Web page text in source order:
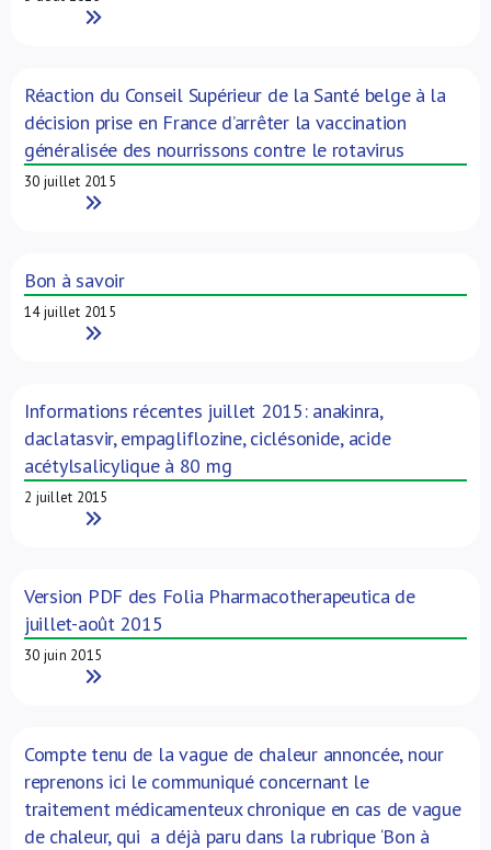
Read More
Réaction du Conseil Supérieur de la Santé belge à la
décision prise en France d’arrêter la vaccination
généralisée des nourrissons contre le rotavirus
30 juillet 2015
Read More
Bon à savoir
14 juillet 2015
Read More
Informations récentes juillet 2015: anakinra,
daclatasvir, empagliflozine, ciclésonide, acide
acétylsalicylique à 80 mg
2 juillet 2015
Read More
Version PDF des Folia Pharmacotherapeutica de
juillet-août 2015
30 juin 2015
Read More
Compte tenu de la vague de chaleur annoncée, nour
reprenons ici le communiqué concernant le
traitement médicamenteux chronique en cas de vague
de chaleur, qui a déjà paru dans la rubrique ‘Bon à